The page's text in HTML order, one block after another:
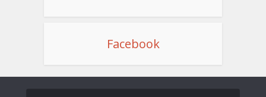
Facebook